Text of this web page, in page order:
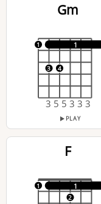
Gm
1
1
3 4
3 5 5 3 3 3
PLAY
F
1
1
2